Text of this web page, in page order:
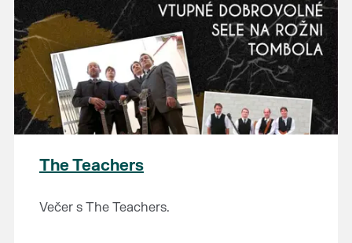
The Teachers
Večer s The Teachers.